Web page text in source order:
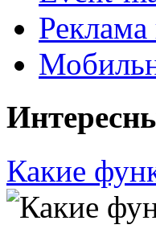
Реклама
Какие